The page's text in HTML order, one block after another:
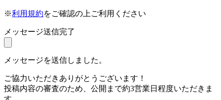
※利用規約をご確認の上ご利用ください
メッセージ送信完了
メッセージを送信しました。
ご協力いただきありがとうございます！
投稿内容の審査のため、公開まで約3営業日程度いただきま